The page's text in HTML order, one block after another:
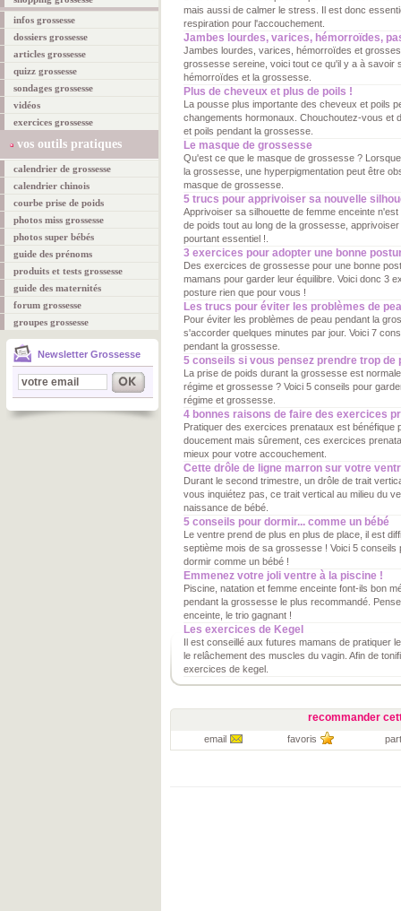
infos grossesse
dossiers grossesse
articles grossesse
quizz grossesse
sondages grossesse
vidéos
exercices grossesse
vos outils pratiques
calendrier de grossesse
calendrier chinois
courbe prise de poids
photos miss grossesse
photos super bébés
guide des prénoms
produits et tests grossesse
guide des maternités
forum grossesse
groupes grossesse
Newsletter Grossesse
mais aussi de calmer le stress. Il est donc
respiration pour l'accouchement.
Jambes lourdes, varices, hémorroïdes,
Jambes lourdes, varices, hémorroïdes et
grossesse sereine, voici tout ce qu'il y a à savoir
hémorroïdes et la grossesse.
Plus de cheveux et plus de poils !
La pousse plus importante des cheveux et poils
changements hormonaux. Chouchoutez-vous et
et poils pendant la grossesse.
Le masque de grossesse
Qu'est ce que le masque de grossesse ?
la grossesse, une hyperpigmentation peut être
masque de grossesse.
5 trucs pour apprivoiser sa nouvelle
Apprivoiser sa silhouette de femme enceinte
de poids tout au long de la grossesse,
pourtant essentiel !.
3 exercices pour adopter une bonne
Des exercices de grossesse pour une bonne
mamans pour garder leur équilibre. Voici donc 3
posture rien que pour vous !
Les trucs pour éviter les problèmes de
Pour éviter les problèmes de peau pendant la
s'accorder quelques minutes par jour. Voici 7
pendant la grossesse.
5 conseils si vous pensez prendre trop de
La prise de poids durant la grossesse est
régime et grossesse ? Voici 5 conseils pour
régime et grossesse.
4 bonnes raisons de faire des exercices
Pratiquer des exercices prenataux est bénéfique
doucement mais sûrement, ces exercices
mieux pour votre accouchement.
Cette drôle de ligne marron sur votre
Durant le second trimestre, un drôle de trait
vous inquiétez pas, ce trait vertical au milieu du
naissance de bébé.
5 conseils pour dormir... comme un bébé
Le ventre prend de plus en plus de place, il est
septième mois de sa grossesse ! Voici 5 conseils
dormir comme un bébé !
Emmenez votre joli ventre à la piscine !
Piscine, natation et femme enceinte font-ils bon
pendant la grossesse le plus recommandé.
enceinte, le trio gagnant !
Les exercices de Kegel
Il est conseillé aux futures mamans de pratiquer
le relâchement des muscles du vagin. Afin de
exercices de kegel.
recommander
email favoris